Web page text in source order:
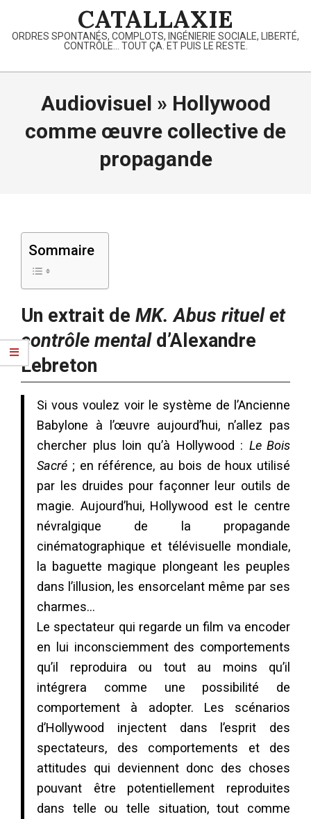
content
CATALLAXIE
ORDRES SPONTANÉS, COMPLOTS, INGÉNIERIE SOCIALE, LIBERTÉ,
CONTRÔLE… TOUT ÇA. ET PUIS LE RESTE.
Primary
Audiovisuel » Hollywood
comme œuvre collective de
propagande
Sommaire
Un extrait de MK. Abus rituel et
contrôle mentald’Alexandre
Lebreton
Si vous voulez voir le système de l’Ancienne
Babylone à l’œuvre aujourd’hui, n’allez pas
chercher plus loin qu’à Hollywood : Le Bois
Sacré ; en référence, au bois de houx utilisé
par les druides pour façonner leur outils de
magie. Aujourd’hui, Hollywood est le centre
névralgique de la propagande
cinématographique et télévisuelle mondiale,
la baguette magique plongeant les peuples
dans l’illusion, les ensorcelant même par ses
charmes…
Le spectateur qui regarde un film va encoder
en lui inconsciemment des comportements
qu’il reproduira ou tout au moins qu’il
intégrera comme une possibilité de
comportement à adopter. Les scénarios
d’Hollywood injectent dans l’esprit des
spectateurs, des comportements et des
attitudes qui deviennent donc des choses
pouvant être potentiellement reproduites
dans telle ou telle situation, tout comme